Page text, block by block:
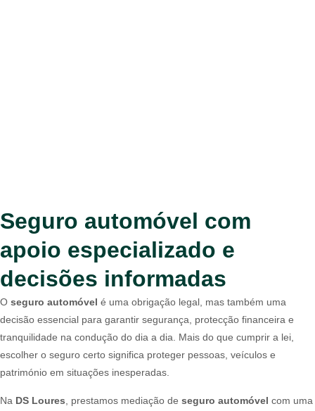
Seguro automóvel com
apoio especializado e
decisões informadas
O seguro automóvel é uma obrigação legal, mas também uma
decisão essencial para garantir segurança, protecção financeira e
tranquilidade na condução do dia a dia. Mais do que cumprir a lei,
escolher o seguro certo significa proteger pessoas, veículos e
património em situações inesperadas.
Na DS Loures , prestamos mediação de seguro automóvel com uma